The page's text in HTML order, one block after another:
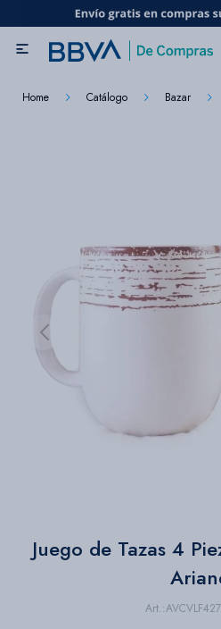

Home Catálogo Bazar
Juego de Tazas 4
Televisores
Audio